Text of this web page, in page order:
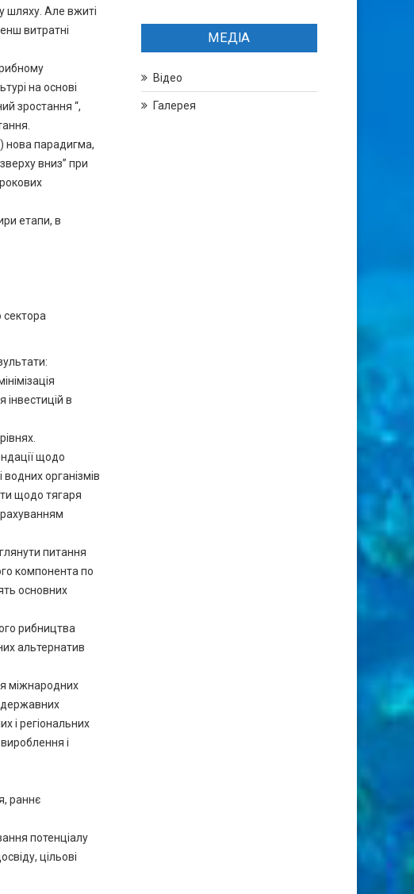
шляху. Але вжиті
витратні
рибному
на основі
зростання “,
нова парадигма,
вниз” при
етапи, в
сектора
інвестицій в
щодо
організмів
щодо тягаря
питання
компонента по
основних
рибництва
альтернатив
міжнародних
і регіональних
і
раннє
потенціалу
цільові
МЕДІА
Відео
Галерея